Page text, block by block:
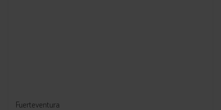
Fuerteventura